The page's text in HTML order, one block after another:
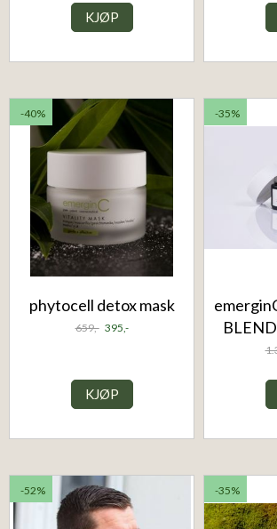
KJØP
-40%
phytocell detox mask
659,- 395,-
KJØP
-35%
-52% -35%